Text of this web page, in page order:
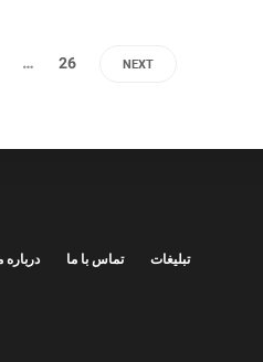
… 26 NEXT
درباره تماس با ما تبلیغات